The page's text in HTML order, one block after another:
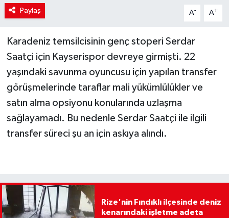
Paylaş A- A+
Karadeniz temsilcisinin genç stoperi Serdar
Saatçi için Kayserispor devreye girmişti. 22
yaşındaki savunma oyuncusu için yapılan transfer
görüşmelerinde taraflar mali yükümlülükler ve
satın alma opsiyonu konularında uzlaşma
sağlayamadı. Bu nedenle Serdar Saatçi ile ilgili
transfer süreci şu an için askıya alındı.
Rize'nin Fındıklı ilçesinde deniz
kenarındaki işletme adeta